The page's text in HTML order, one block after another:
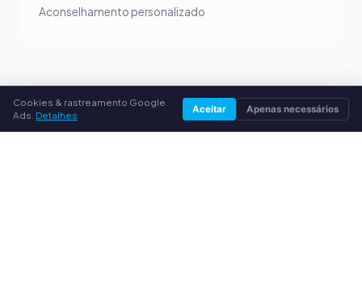
Aconselhamento personalizado
Cookies & rastreamento Google
Ads. Detalhes Aceitar Apenas necessários